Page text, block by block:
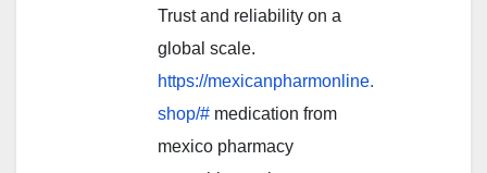
Trust and reliability on a
global scale.
https://mexicanpharmonline.
shop/# medication from
mexico pharmacy